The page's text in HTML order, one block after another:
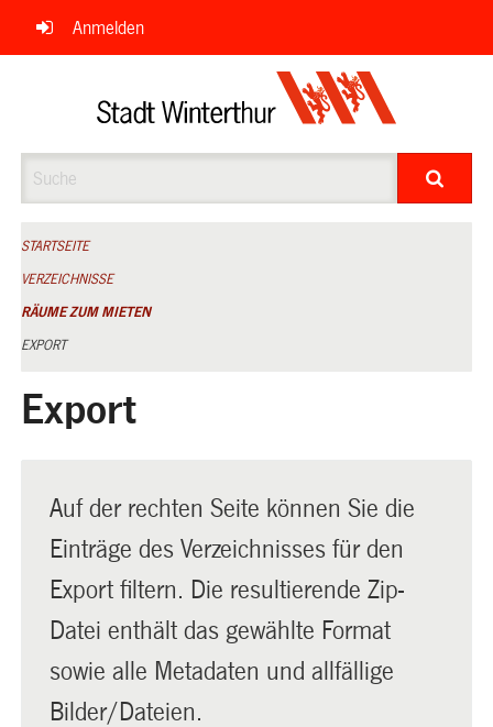
Navigation
überspringen
Anmelden
STARTSEITE
VERZEICHNISSE
RÄUME ZUM MIETEN
EXPORT
Export
Auf der rechten Seite können Sie die
Einträge des Verzeichnisses für den
Export filtern. Die resultierende Zip-
Datei enthält das gewählte Format
sowie alle Metadaten und allfällige
Bilder/Dateien.